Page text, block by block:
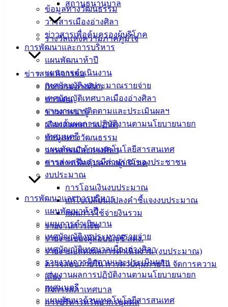
ข้อมูลทางวัฒนธรรม
วารสารเมืองอ่างศิลา
ข่าวสารเพื่อคุ้มครองผู้บริโภค
การพัฒนาและการบริหาร
แผนพัฒนาห้าปี
แผนการดำเนินงาน
เทศบัญญัติงบประมาณรายจ่าย
เทศบัญญัติเทศบาลเมืองอ่างศิลา
รายงานการติดตามและประเมินผลฯ
รายงานผลการปฏิบัติงานตามนโยบายนายก
เทศมนตรี
แผนพัฒนาด้านเทคโนโลยีสารสนเทศ
การส่งเสริมการมีส่วนร่วมของประชาชน
งบประมาณ
การโอนเงินงบประมาณ
แก้ไขเปลี่ยนแปลงคำชี้แจงงบประมาณ
แผนการใช้จ่ายงินรวม
รายงานการเงิน
รายงานของผู้สอบบัญชี สตง.
รายงานแสดงผลการดำเนินงาน (งบประมาณ)
ตรวจสอบภายใน การควบคุมภายใน จัดการความ
เสี่ยง
กิจการสภาเทศบาล
การบริหารทรัพยากรบุคคล
สถานธนานุบาล
รางวัลแห่งความภาคภูมิใจ
ข่าวสาร กิจกรรม
กิจกรรมอ่างศิลา
ข่าวเด่น
ข่าวสารน่ารู้
เลือกตั้งเทศบาล 2568
ข้อมูลทางวัฒนธรรม
วารสารเมืองอ่างศิลา
ข่าวสารเพื่อคุ้มครองผู้บริโภค
การพัฒนาและการบริหาร
แผนพัฒนาห้าปี
แผนการดำเนินงาน
เทศบัญญัติงบประมาณรายจ่าย
เทศบัญญัติเทศบาลเมืองอ่างศิลา
รายงานการติดตามและประเมินผลฯ
รายงานผลการปฏิบัติงานตามนโยบายนายก
เทศมนตรี
แผนพัฒนาด้านเทคโนโลยีสารสนเทศ
บริการ
ประชาชน
ดาวน์โหลด
ฟอร์ม,
เอกสาร
สำหรับ
ประชาชน/
คู่มือการ
ปฏิบัติ
ข่าวสาร
น่ารู้
ข้อมูล
ข่าวสาร
อิเล็กทรอนิกส์
ความรู้
(Knowledge
Management)